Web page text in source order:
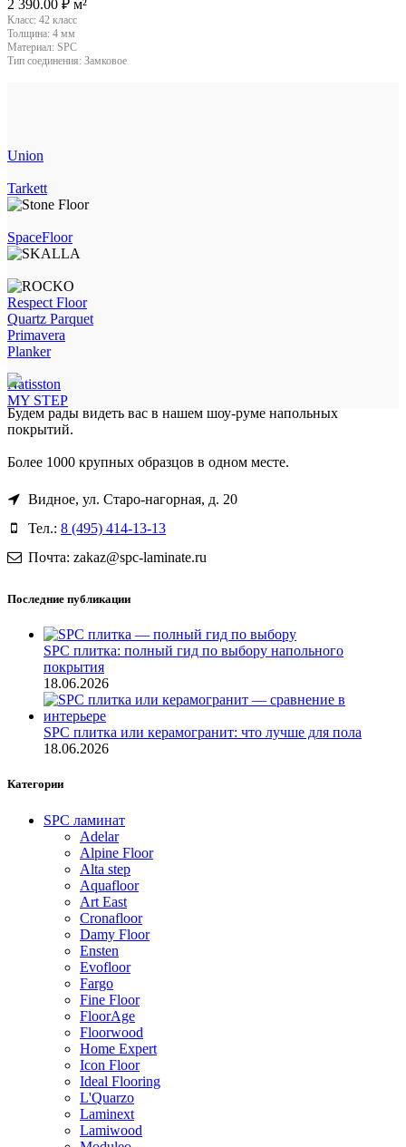
2 390.00 ₽ м²
Класс: 42 класс
Толщина: 4 мм
Материал: SPC
Тип соединения: Замковое
Union
Tarkett
SpaceFloor
Respect Floor
Quartz Parquet
Primavera
Planker
Natisston
MY STEP
Будем рады видеть вас в нашем шоу-руме напольных
покрытий.
Более 1000 крупных образцов в одном месте.
Видное, ул. Старо-нагорная, д. 20
Тел.: 8 (495) 414-13-13
Почта: zakaz@spc-laminate.ru
Последние публикации
SPC плитка: полный гид по выбору напольного
покрытия
18.06.2026
SPC плитка или керамогранит: что лучше для пола
18.06.2026
Категории
SPC ламинат
Adelar
Alpine Floor
Alta step
Aquafloor
Art East
Cronafloor
Damy Floor
Ensten
Evofloor
Fargo
Fine Floor
FloorAge
Floorwood
Home Expert
Icon Floor
Ideal Flooring
L'Quarzo
Laminext
Lamiwood